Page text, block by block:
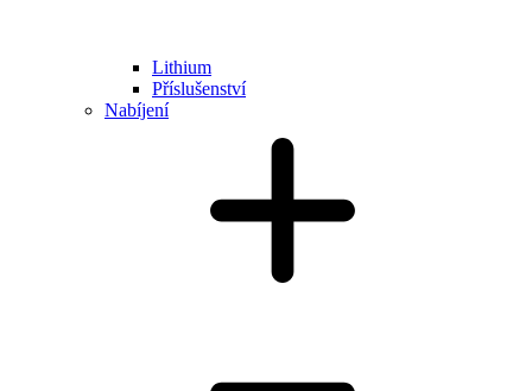
Lithium
Příslušenství
Nabíjení